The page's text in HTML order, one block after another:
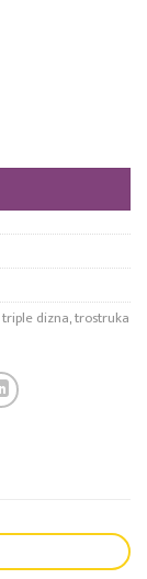
triple dizna,trostruka